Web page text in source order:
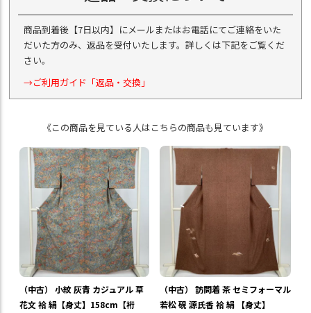
商品到着後【7日以内】にメールまたはお電話にてご連絡をいた
だいた方のみ、返品を受付いたします。詳しくは下記をご覧くだ
さい。
→ご利用ガイド「返品・交換」
《この商品を見ている人はこちらの商品も見ています》
（中古） 小紋 灰青 カジュアル 草
花文 袷 絹【身丈】158cm【裄
（中古） 訪問着 茶 セミフォーマル
若松 硯 源氏香 袷 絹 【身丈】